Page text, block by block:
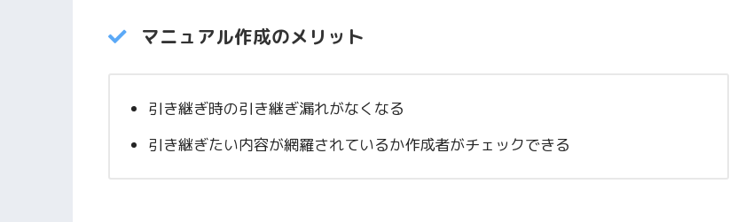
マニュアル作成のメリット
引き継ぎ時の引き継ぎ漏れがなくなる
引き継ぎたい内容が網羅されているか作成者がチェックできる